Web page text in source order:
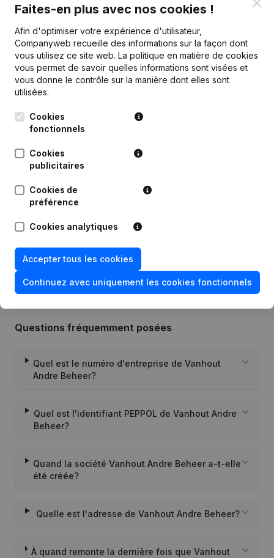
Capitaux propres €1 233 991 €1 224 537 1 228 432
Marge brute € 19 445 12 406 12 841
Publications de Vanhout Andre Beheer
Publication
Modifications, …)
14-08-2003 Constitution
Questions fréquemment posées
Quel est le numéro d'entreprise de Vanhout
Andre Beheer?
Quel est l'identifiant PEPPOL de Vanhout Andre
Beheer?
Quand la société Vanhout Andre Beheer a-t-elle
été créée?
Quelle est l'adresse de Vanhout Andre Beheer?
À quand remonte la dernière fois que Vanhout
Faites-en plus avec nos cookies !
Afin d'optimiser votre expérience d'utilisateur,
Companyweb recueille des informations sur la façon dont
vous utilisez ce site web. La politique en matière de cookies
vous permet de savoir quelles informations sont visées et
vous donne le contrôle sur la manière dont elles sont
utilisées.
Cookies
fonctionnels
Cookies
publicitaires
Cookies de
préférence
Cookies analytiques
Accepter tous les cookies
Continuez avec uniquement les cookies fonctionnels